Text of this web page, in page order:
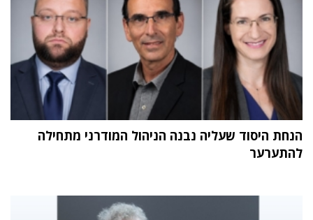
הנחת היסוד שעליה נבנה הניהול המודרני מתחילה
להתערער